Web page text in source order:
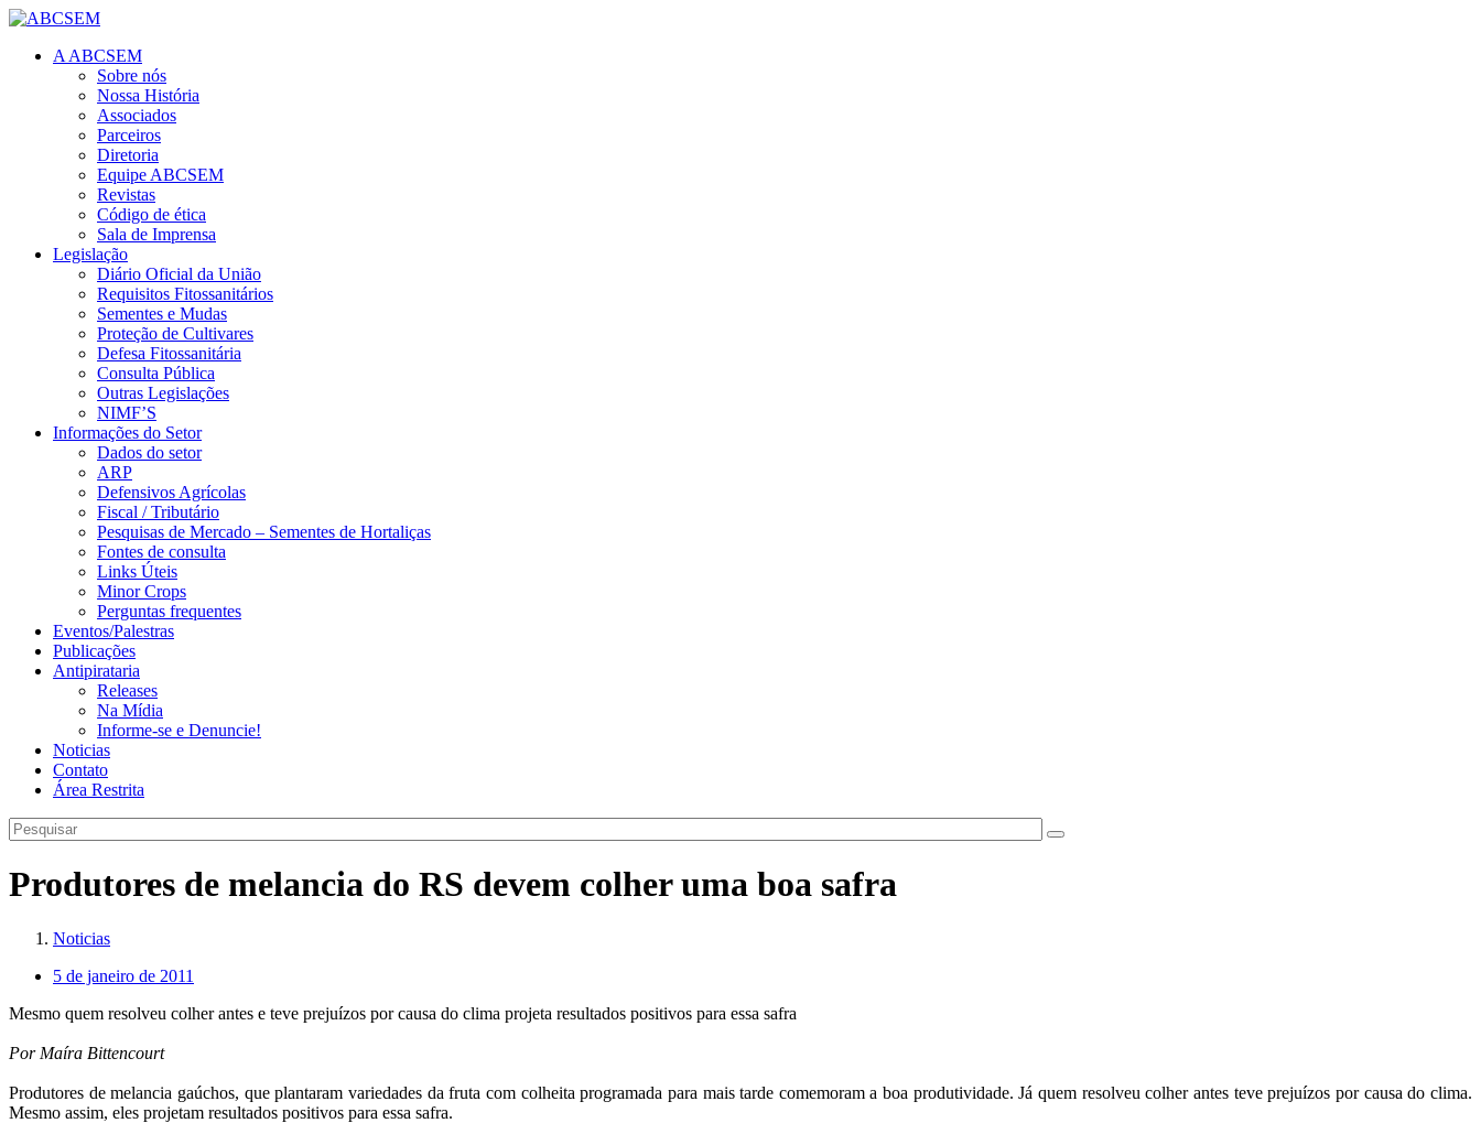
A ABCSEM
Sobre nós
Nossa História
Associados
Parceiros
Diretoria
Equipe ABCSEM
Revistas
Código de ética
Sala de Imprensa
Legislação
Diário Oficial da União
Requisitos Fitossanitários
Sementes e Mudas
Proteção de Cultivares
Defesa Fitossanitária
Consulta Pública
Outras Legislações
NIMF’S
Informações do Setor
Dados do setor
ARP
Defensivos Agrícolas
Fiscal / Tributário
Pesquisas de Mercado – Sementes de Hortaliças
Fontes de consulta
Links Úteis
Minor Crops
Perguntas frequentes
Eventos/Palestras
Publicações
Antipirataria
Releases
Na Mídia
Informe-se e Denuncie!
Noticias
Contato
Área Restrita
Produtores de melancia do RS devem colher uma boa safra
Noticias
5 de janeiro de 2011
Mesmo quem resolveu colher antes e teve prejuízos por causa do clima projeta resultados positivos para essa safra
Por Maíra Bittencourt
Produtores de melancia gaúchos, que plantaram variedades da fruta com colheita programada para mais tarde comemoram a boa produtividade. Já quem resolveu colher antes teve prejuízos por causa do clima.
Mesmo assim, eles projetam resultados positivos para essa safra.